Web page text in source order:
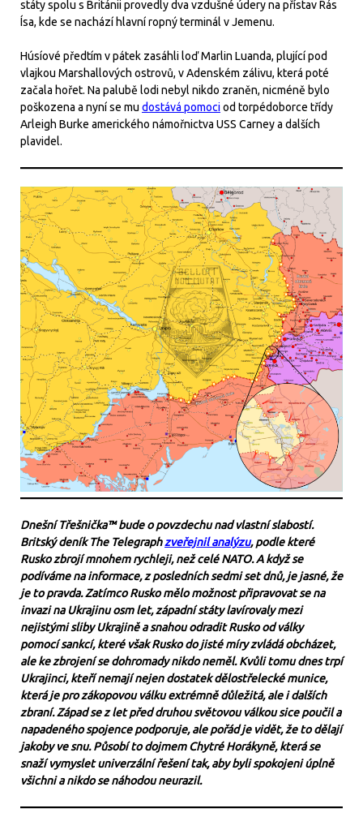
státy spolu s Británii provedly dva vzdušné údery na přístav Rás
Ísa, kde se nachází hlavní ropný terminál v Jemenu.
Húsíové předtím v pátek zasáhli loď Marlin Luanda, plující pod
vlajkou Marshallových ostrovů, v Adenském zálivu, která poté
začala hořet. Na palubě lodi nebyl nikdo zraněn, nicméně bylo
poškozena a nyní se mu dostává pomociod torpédoborce třídy
Arleigh Burke amerického námořnictva USS Carney a dalších
plavidel.
Dnešní Třešnička™ bude o povzdechu nad vlastní slabostí.
Britský deník The Telegraphzveřejnil analýzu, podle které
Rusko zbrojí mnohem rychleji, než celé NATO. A když se
podíváme na informace, z posledních sedmi set dnů, je jasné, že
je to pravda. Zatímco Rusko mělo možnost připravovat se na
invazi na Ukrajinu osm let, západní státy lavírovaly mezi
nejistými sliby Ukrajině a snahou odradit Rusko od války
pomocí sankcí, které však Rusko do jisté míry zvládá obcházet,
ale ke zbrojení se dohromady nikdo neměl. Kvůli tomu dnes trpí
Ukrajinci, kteří nemají nejen dostatek dělostřelecké munice,
která je pro zákopovou válku extrémně důležitá, ale i dalších
zbraní. Západ se z let před druhou světovou válkou sice poučil a
napadeného spojence podporuje, ale pořád je vidět, že to dělají
jakoby ve snu. Působí to dojmem Chytré Horákyně, která se
snaží vymyslet univerzální řešení tak, aby byli spokojeni úplně
všichni a nikdo se náhodou neurazil.